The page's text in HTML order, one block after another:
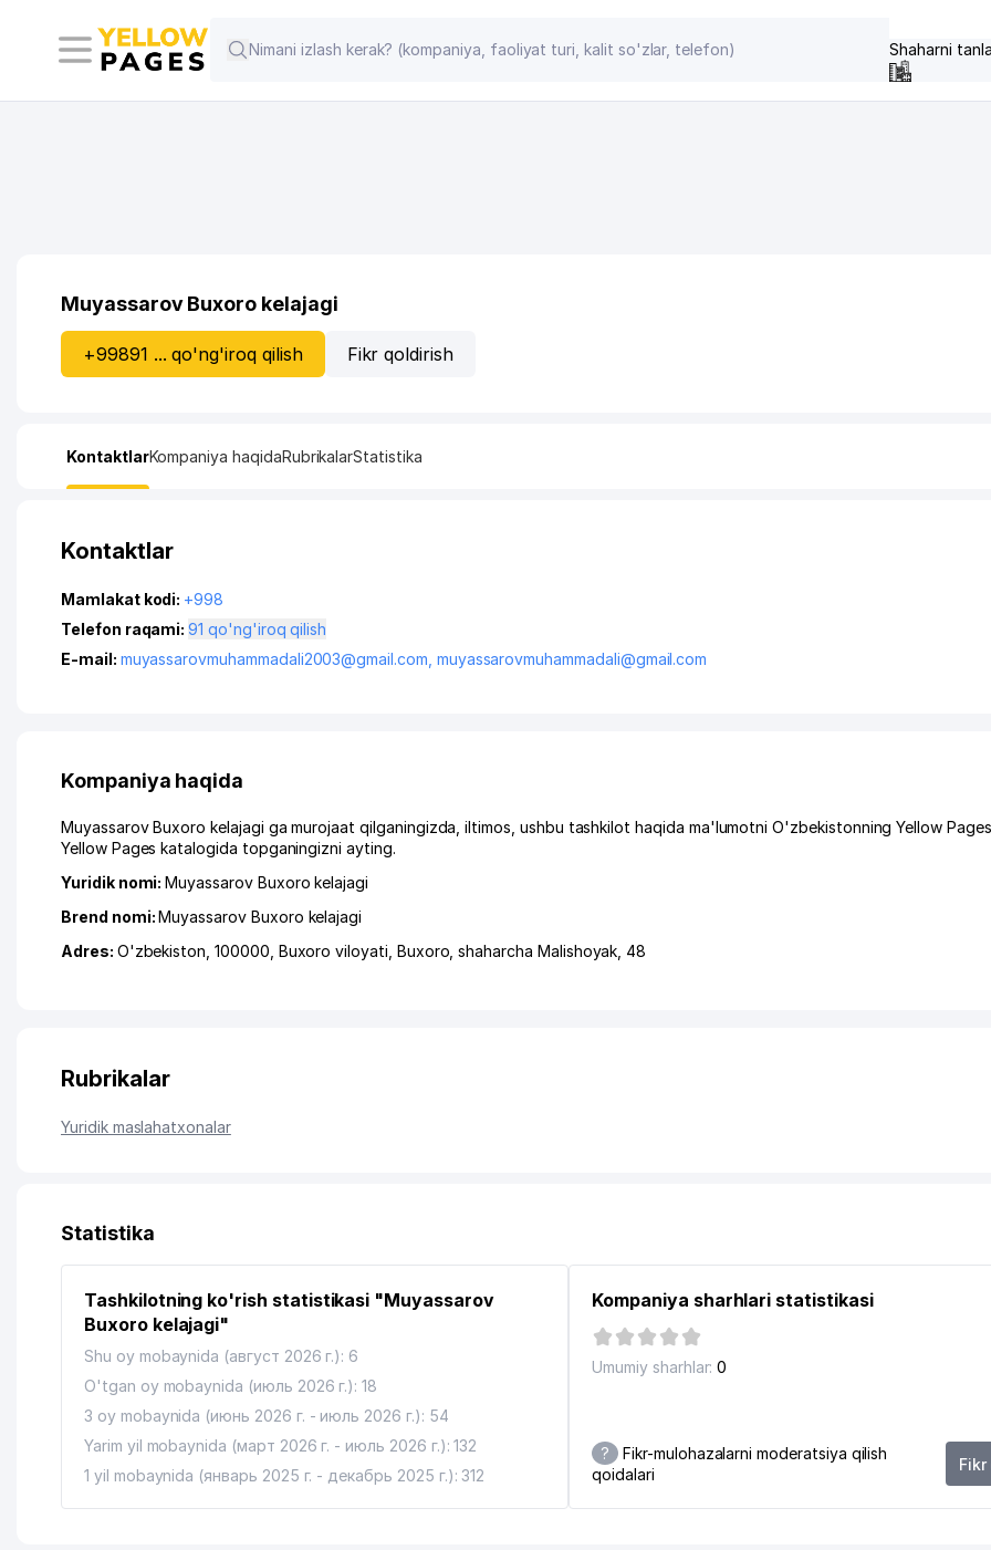
Shaharni
Muyassarov Buxoro kelajagi
+99891 ... qo'ng'iroq qilish Fikr qoldirish
KontaktlarKompaniya haqidaRubrikalarStatistika
Kontaktlar
Mamlakat kodi: +998
Telefon raqami:
91 qo'ng'iroq qilish
E-mail: muyassarovmuhammadali2003@gmail.com muyassarovmuhammadali@gmail.com
Kompaniya haqida
Muyassarov Buxoro kelajagi ga murojaat qilganingizda, iltimos, ushbu tashkilot haqida ma'lumotni O'zbekistonning Yellow
Yellow Pages katalogida topganingizni ayting.
Yuridik nomi:Muyassarov Buxoro kelajagi
Brend nomi:Muyassarov Buxoro kelajagi
Adres: O'zbekiston, 100000, Buxoro viloyati Buxoro ,shaharcha Malishoyak , 48
Rubrikalar
Yuridik maslahatxonalar
Statistika
Tashkilotning ko'rish statistikasi "Muyassarov
Buxoro kelajagi"
Shu oy mobaynida (август 2026 г.): 6
O'tgan oy mobaynida (июль 2026 г.): 18
3 oy mobaynida (июнь 2026 г. - июль 2026 г.): 54
Yarim yil mobaynida (март 2026 г. - июль 2026 г.): 132
1 yil mobaynida (январь 2025 г. - декабрь 2025 г.): 312
Kompaniya sharhlari statistikasi
Umumiy sharhlar: 0
?
Fikr-mulohazalarni moderatsiya qilish
qoidalari